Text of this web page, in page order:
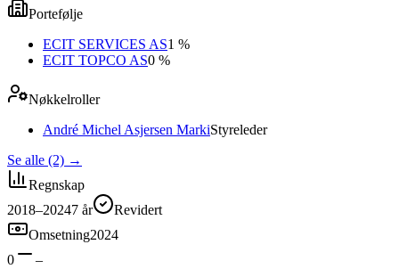
Portefølje
ECIT SERVICES AS1 %
ECIT TOPCO AS0 %
Nøkkelroller
André Michel Asjersen MarkiStyreleder
Se alle (2) →
Regnskap
2018–20247 år
Revidert
Omsetning2024
0
–